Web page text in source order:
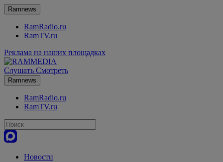
Ramnews
RamRadio.ru
RamTV.ru
Реклама на наших площадках
Слушать Смотреть
Ramnews
RamRadio.ru
RamTV.ru
Новости